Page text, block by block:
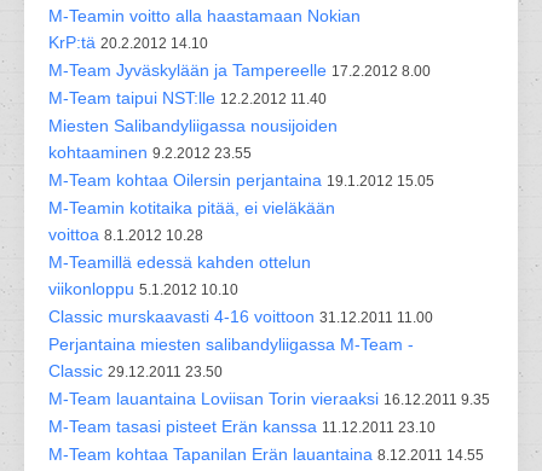
M-Teamin voitto alla haastamaan Nokian
KrP:tä 20.2.2012 14.10
M-Team Jyväskylään ja Tampereelle 17.2.2012 8.00
M-Team taipui NST:lle 12.2.2012 11.40
Miesten Salibandyliigassa nousijoiden
kohtaaminen 9.2.2012 23.55
M-Team kohtaa Oilersin perjantaina 19.1.2012 15.05
M-Teamin kotitaika pitää, ei vieläkään
voittoa 8.1.2012 10.28
M-Teamillä edessä kahden ottelun
viikonloppu 5.1.2012 10.10
Classic murskaavasti 4-16 voittoon 31.12.2011 11.00
Perjantaina miesten salibandyliigassa M-Team -
Classic 29.12.2011 23.50
M-Team lauantaina Loviisan Torin vieraaksi 16.12.2011 9.35
M-Team tasasi pisteet Erän kanssa 11.12.2011 23.10
M-Team kohtaa Tapanilan Erän lauantaina 8.12.2011 14.55